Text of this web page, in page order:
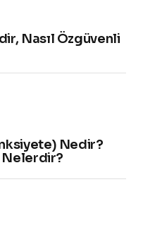
Nasıl Özgüvenli
Nedir?
Nelerdir?